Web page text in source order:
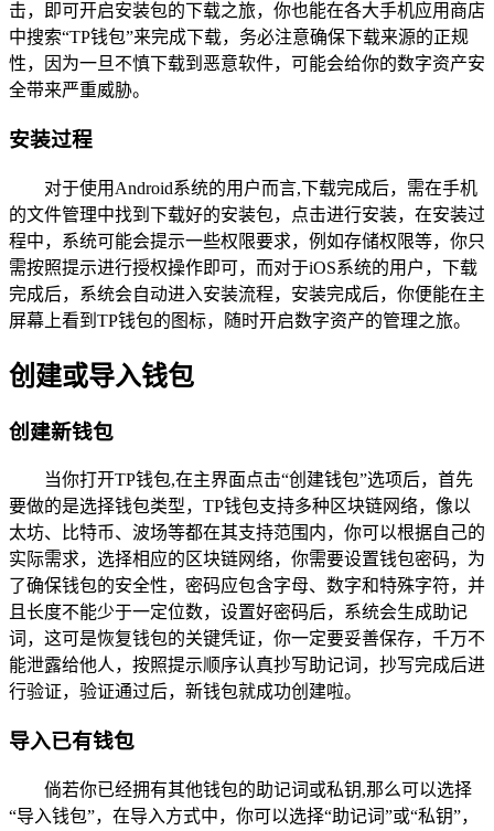
击，即可开启安装包的下载之旅，你也能在各大手机应用商店
中搜索“TP钱包”来完成下载，务必注意确保下载来源的正规
性，因为一旦不慎下载到恶意软件，可能会给你的数字资产安
全带来严重威胁。
安装过程
对于使用Android系统的用户而言,下载完成后，需在手机
的文件管理中找到下载好的安装包，点击进行安装，在安装过
程中，系统可能会提示一些权限要求，例如存储权限等，你只
需按照提示进行授权操作即可，而对于iOS系统的用户，下载
完成后，系统会自动进入安装流程，安装完成后，你便能在主
屏幕上看到TP钱包的图标，随时开启数字资产的管理之旅。
创建或导入钱包
创建新钱包
当你打开TP钱包,在主界面点击“创建钱包”选项后，首先
要做的是选择钱包类型，TP钱包支持多种区块链网络，像以
太坊、比特币、波场等都在其支持范围内，你可以根据自己的
实际需求，选择相应的区块链网络，你需要设置钱包密码，为
了确保钱包的安全性，密码应包含字母、数字和特殊字符，并
且长度不能少于一定位数，设置好密码后，系统会生成助记
词，这可是恢复钱包的关键凭证，你一定要妥善保存，千万不
能泄露给他人，按照提示顺序认真抄写助记词，抄写完成后进
行验证，验证通过后，新钱包就成功创建啦。
导入已有钱包
倘若你已经拥有其他钱包的助记词或私钥,那么可以选择
“导入钱包”，在导入方式中，你可以选择“助记词”或“私钥”，